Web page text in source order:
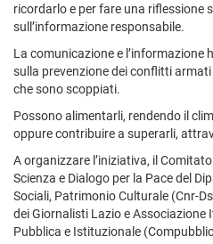
ricordarlo e per fare una riflessione
sull’informazione responsabile.
La comunicazione e l’informazione
sulla prevenzione dei conflitti
che sono scoppiati.
Possono alimentarli, rendendo il
oppure contribuire a superarli,
A organizzare l’iniziativa, il
Scienza e Dialogo per la Pace del
Sociali, Patrimonio Culturale (Cnr-
dei Giornalisti Lazio e Associazione
Pubblica e Istituzionale